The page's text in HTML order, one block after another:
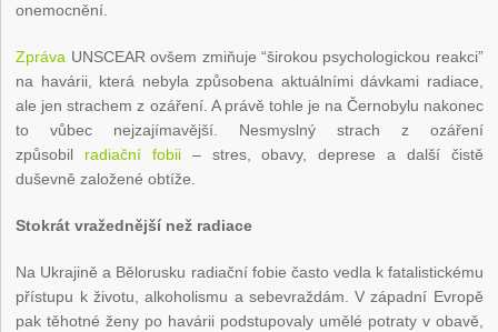
onemocnění.
Zpráva UNSCEAR ovšem zmiňuje “širokou psychologickou reakci”
na havárii, která nebyla způsobena aktuálními dávkami radiace,
ale jen strachem z ozáření. A právě tohle je na Černobylu nakonec
to vůbec nejzajímavější. Nesmyslný strach z ozáření
způsobil radiační fobii – stres, obavy, deprese a další čistě
duševně založené obtíže.
Stokrát vražednější než radiace
Na Ukrajině a Bělorusku radiační fobie často vedla k fatalistickému
přístupu k životu, alkoholismu a sebevraždám. V západní Evropě
pak těhotné ženy po havárii podstupovaly umělé potraty v obavě,